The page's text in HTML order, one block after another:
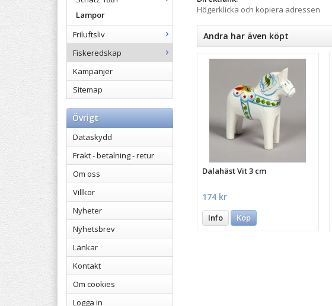
Lampor
Friluftsliv
Fiskeredskap
Kampanjer
Sitemap
Övrigt
Dataskydd
Frakt - betalning - retur
Om oss
Villkor
Nyheter
Nyhetsbrev
Länkar
Kontakt
Om cookies
Logga in
Högerklicka och kopiera adressen
Andra har även köpt
Dalahäst Vit 3 cm
174 kr
Info Köp